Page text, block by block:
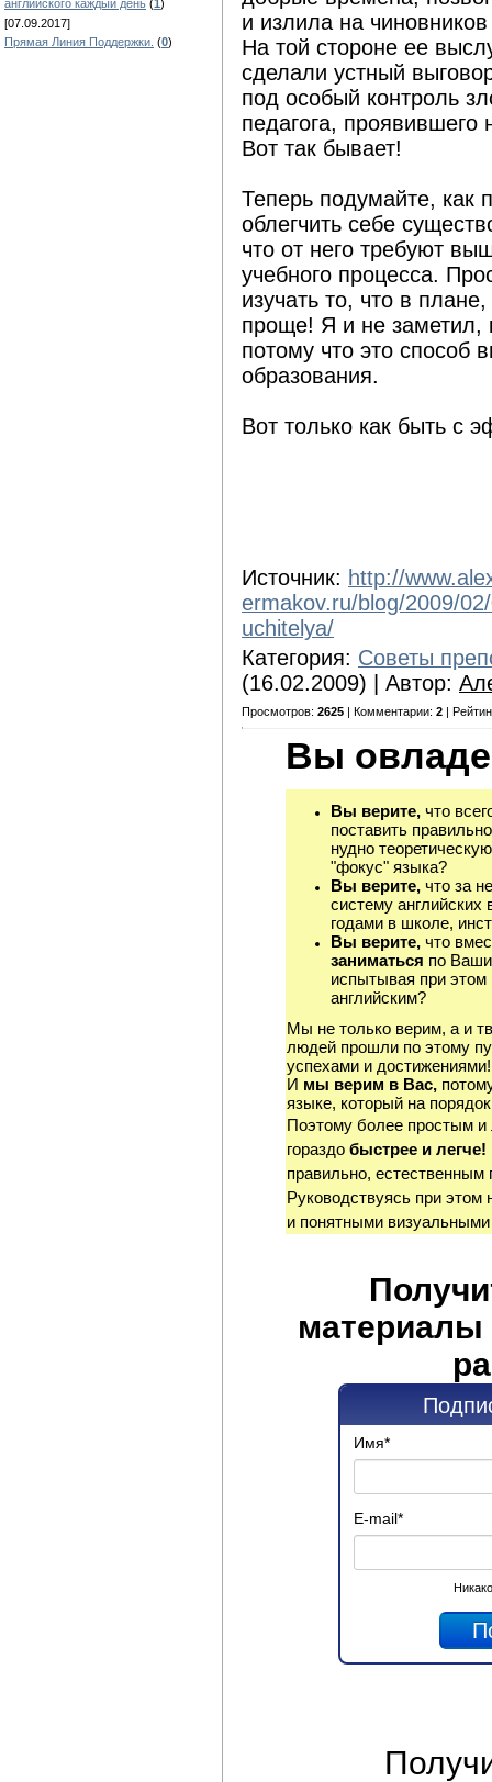
английского каждый день (1 )
[07.09.2017]
Прямая Линия Поддержки. (0)
и излила на
На той стороне ее
сделали устный
под особый контроль
педагога, проявившего
Вот так бывает!
Теперь подумайте, как
облегчить себе
что от него требуют
учебного процесса.
изучать то, что в
проще! Я и не заметил,
потому что это способ
образования.
Вот только как быть с
Источник: http://
ermakov.ru/blog/2009/
uchitelya/
Категория: Советы
(16.02.2009) | Автор:
Просмотров: 2625 | Комментарии: 2 |
Вы
Вы верите, что
поставить
нудно
"фокус" языка?
Вы верите, что за
систему
годами в школе,
Вы верите, что
заниматься по
испытывая при этом
английским?
Мы не только верим, а и
людей прошли по этому
успехами и достижениями!
И мы верим в Вас,
языке, который на
Поэтому более простым
гораздо быстрее и легче!
правильно, естественным
Руководствуясь при
и понятными
материалы
Имя*
E-mail*